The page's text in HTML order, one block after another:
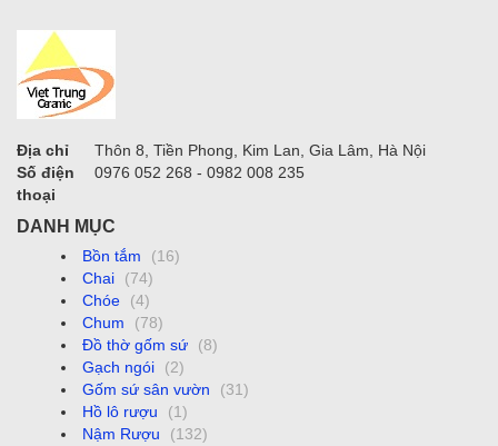
Địa chỉ
Thôn 8, Tiền Phong, Kim Lan, Gia Lâm, Hà Nội
Số điện
thoại
0976 052 268 - 0982 008 235
DANH MỤC
Bồn tắm
(16)
Chai
(74)
Chóe
(4)
Chum
(78)
Đồ thờ gốm sứ
(8)
Gạch ngói
(2)
Gốm sứ sân vườn
(31)
Hồ lô rượu
(1)
Nậm Rượu
(132)